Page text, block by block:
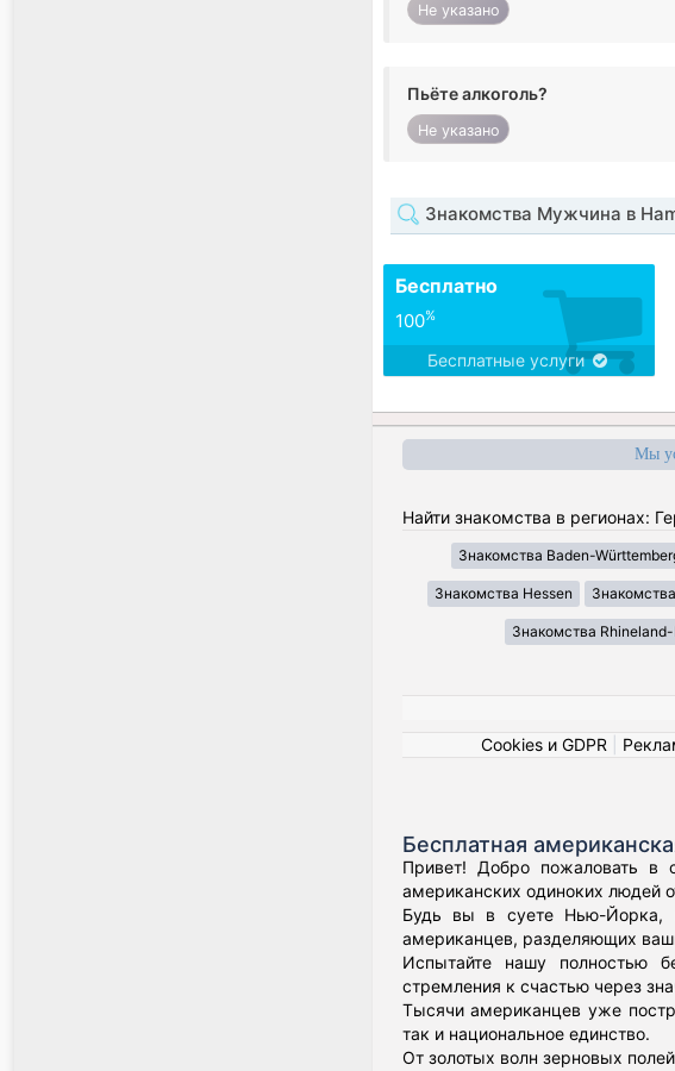
Не указано
Пьёте алкоголь?
Не указано
Знакомства Мужчина в
Бесплатно
100%
Бесплатные услуги
Мы
Найти знакомства в регионах:
Знакомства Baden-
Знакомства Hessen
Знакомства
Cookies и GDPR
Бесплатная
Привет! Добро пожаловать в
американских одиноких людей
Будь вы в суете Нью-Йорка,
американцев, разделяющих
Испытайте нашу полностью
стремления к счастью через
Тысячи американцев уже
так и национальное единство.
От золотых волн зерновых